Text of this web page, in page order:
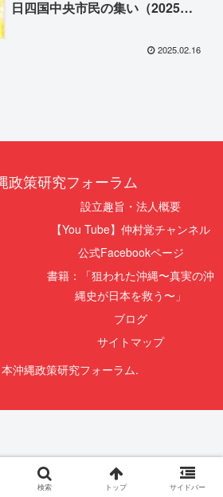
日四国中央市民の集い（2025年2
2025.02.16
政策研究フォーラム
設立趣旨・法人概要
【You Tube】仲村覚チャンネル
公式Facebookページ
書籍：「狙われた沖縄〜真実の沖
縄史が日本を救う〜」
ブログ
サイトマップ
沖縄政策研究フォーラム.
検索 トップ サイドバー